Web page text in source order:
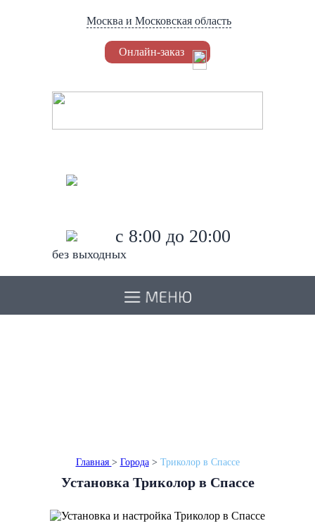
Москва и Московская область
Онлайн-заказ
c 8:00 до 20:00
без выходных
Главная > Города> Триколор в Спассе
Установка Триколор в Спассе